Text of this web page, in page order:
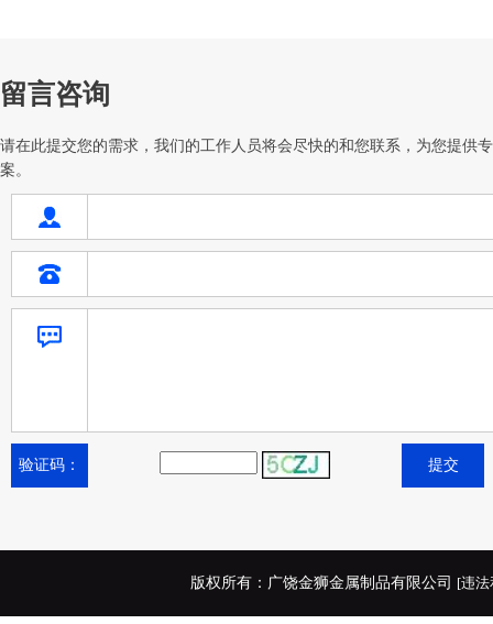
留言咨询
请在此提交您的需求，我们的工作人员将会尽快的和您联系，为您提供
案。
验证码：
版权所有：广饶金狮金属制品有限公司 [违